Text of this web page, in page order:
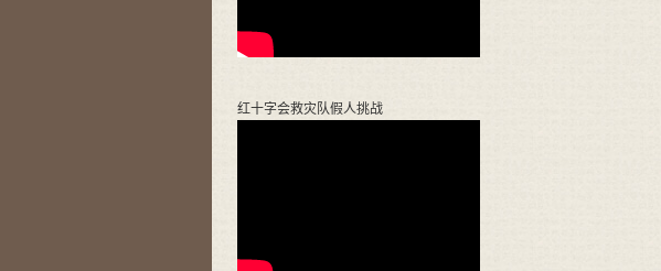
红十字会救灾队假人挑战